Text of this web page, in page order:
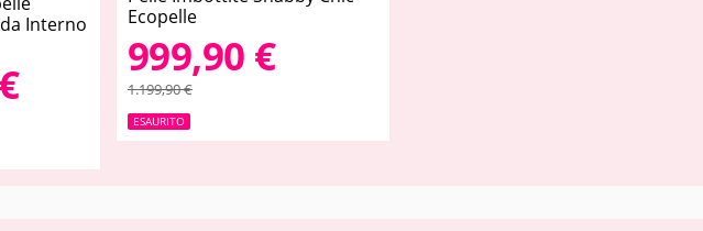
Interno
Ecopelle
999,90 €
1.199,90 €
ESAURITO